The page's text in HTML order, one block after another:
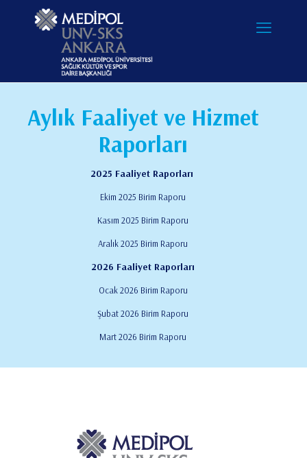
Aylık Faaliyet ve Hizmet
Raporları
2025 Faaliyet Raporları
Ekim 2025 Birim Raporu
Kasım 2025 Birim Raporu
Aralık 2025 Birim Raporu
2026 Faaliyet Raporları
Ocak 2026 Birim Raporu
Şubat 2026 Birim Raporu
Mart 2026 Birim Raporu